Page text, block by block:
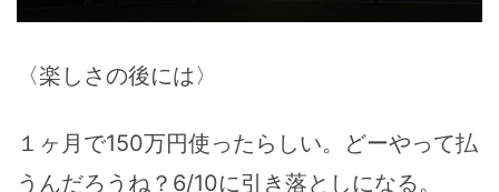
〈楽しさの後には〉
１ヶ月で150万円使ったらしい。どーやって払
うんだろうね？6/10に引き落としになる。